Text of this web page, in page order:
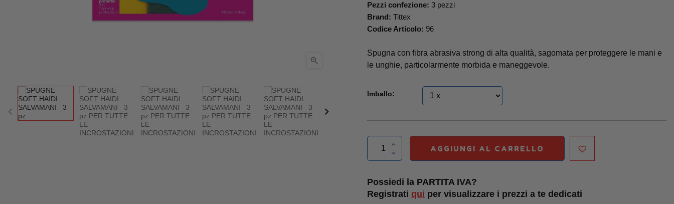

Pezzi confezione: 3 pezzi
Brand: Tittex
Codice Articolo: 96
Spugna con fibra abrasiva strong di alta qualità, sagomata per proteggere le mani e
le unghie, particolarmente morbida e maneggevole.
Imballo:
AGGIUNGI AL CARRELLO
Possiedi la PARTITA IVA?
Registrati qui per visualizzare i prezzi a te dedicati